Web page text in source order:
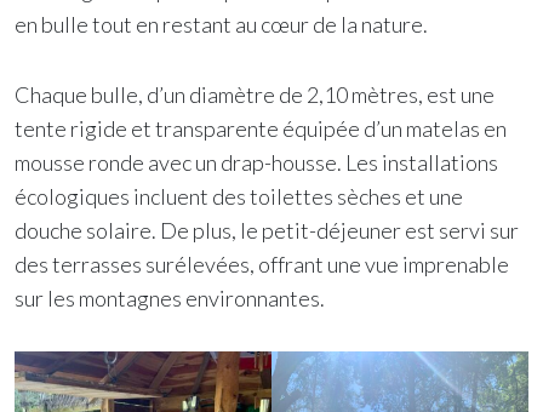
en bulle tout en restant au cœur de la nature.
Chaque bulle, d’un diamètre de 2,10 mètres, est une
tente rigide et transparente équipée d’un matelas en
mousse ronde avec un drap-housse. Les installations
écologiques incluent des toilettes sèches et une
douche solaire. De plus, le petit-déjeuner est servi sur
des terrasses surélevées, offrant une vue imprenable
sur les montagnes environnantes.